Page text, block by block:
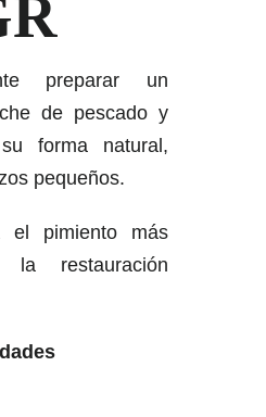
preparar un
de pescado y
forma natural,
pequeños.
el pimiento más
la restauración